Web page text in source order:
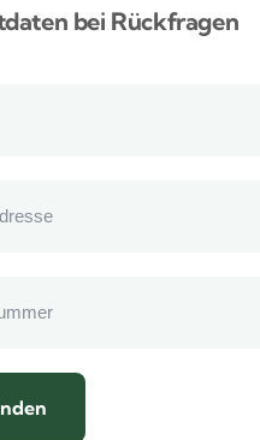
bei Rückfragen